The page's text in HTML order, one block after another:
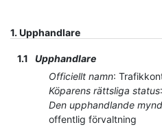
1. Upphandlare
1.1
Upphandlare
Officiellt namn:
Köparens rättsliga status:
Den upphandlande
offentlig förvaltning